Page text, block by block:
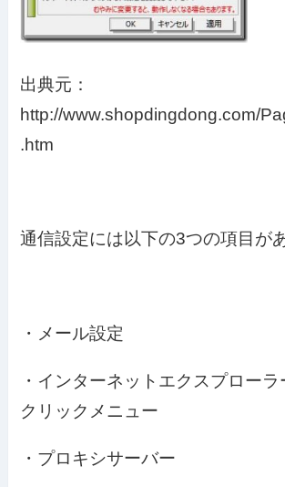
出典元：
http://www.shopdingdong.com/
.htm
通信設定には以下の3つの項目が
・メール設定
・インターネットエクスプロー
クリックメニュー
・プロキシサーバー